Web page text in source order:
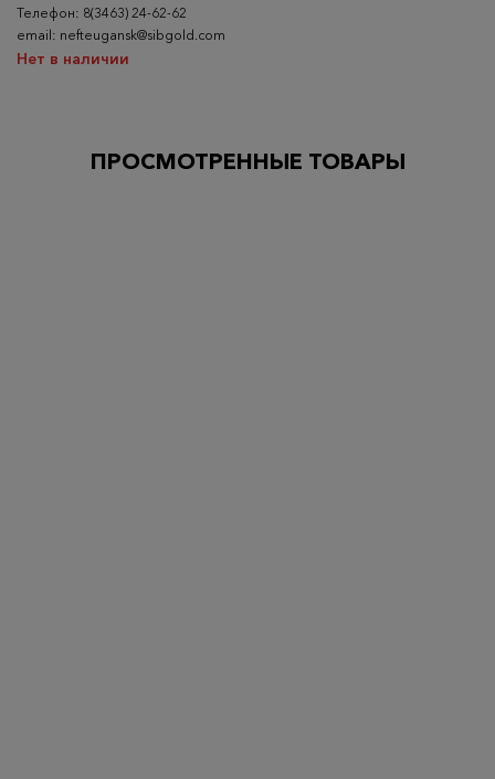
Телефон: 8(3463) 24-62-62
email: nefteugansk@sibgold.com
Нет в наличии
ПРОСМОТРЕННЫЕ ТОВАРЫ